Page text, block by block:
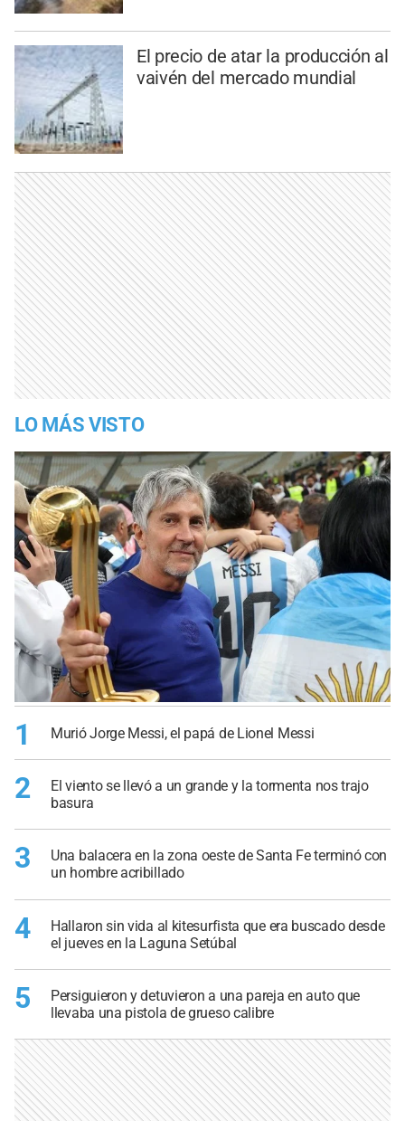
El precio de atar la producción al
vaivén del mercado mundial
LO MÁS VISTO
1 Murió Jorge Messi, el papá de Lionel Messi
2
El viento se llevó a un grande y la tormenta nos trajo
basura
3
Una balacera en la zona oeste de Santa Fe terminó con
un hombre acribillado
4
Hallaron sin vida al kitesurfista que era buscado desde
el jueves en la Laguna Setúbal
5
Persiguieron y detuvieron a una pareja en auto que
llevaba una pistola de grueso calibre